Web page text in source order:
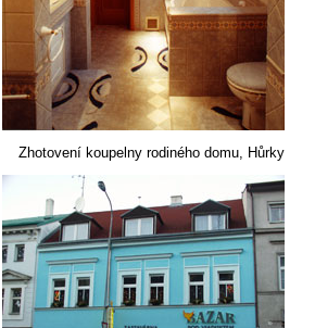
Zhotovení koupelny rodiného domu, Hůrky